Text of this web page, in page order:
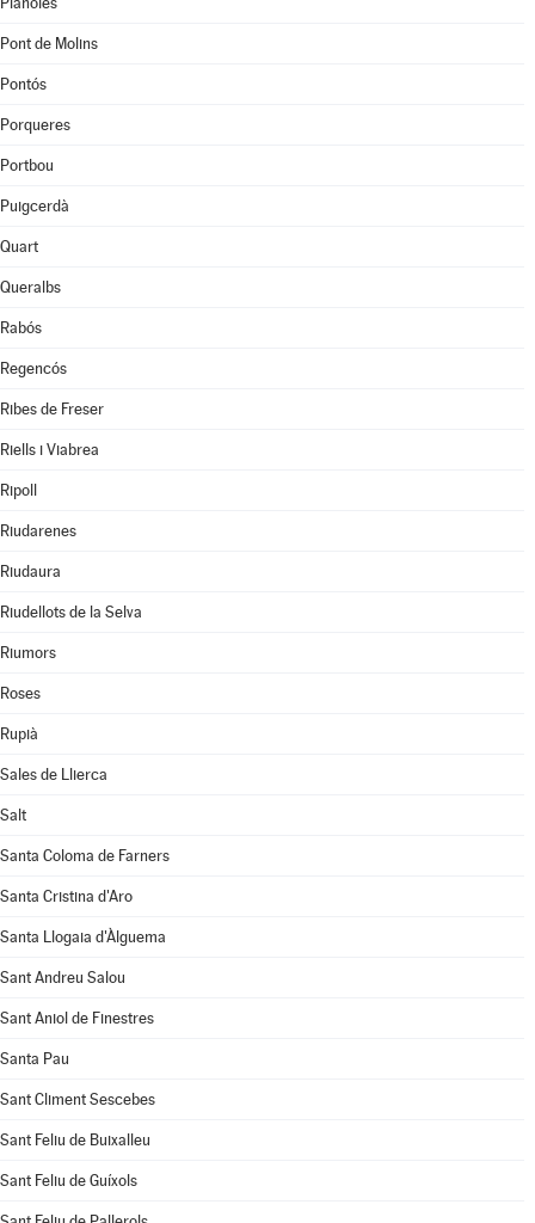
Pont de Molins
Pontós
Porqueres
Portbou
Puigcerdà
Quart
Queralbs
Rabós
Regencós
Ribes de Freser
Riells i Viabrea
Ripoll
Riudarenes
Riudaura
Riudellots de la Selva
Riumors
Roses
Rupià
Sales de Llierca
Salt
Santa Coloma de Farners
Santa Cristina d'Aro
Santa Llogaia d'Àlguema
Sant Andreu Salou
Sant Aniol de Finestres
Santa Pau
Sant Climent Sescebes
Sant Feliu de Buixalleu
Sant Feliu de Guíxols